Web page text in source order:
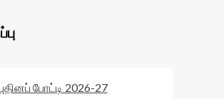
போட்டி 2026-27